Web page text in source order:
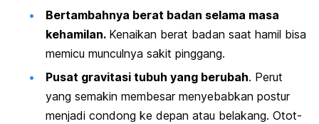
Bertambahnya berat badan selama masa
kehamilan. Kenaikan berat badan saat hamil bisa
memicu munculnya sakit pinggang.
Pusat gravitasi tubuh yang berubah. Perut
yang semakin membesar menyebabkan postur
menjadi condong ke depan atau belakang. Otot-